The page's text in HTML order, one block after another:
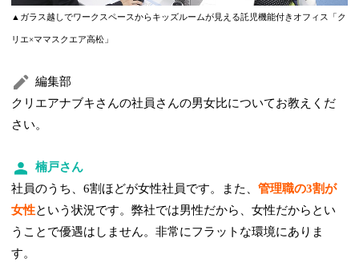
▲ガラス越しでワークスペースからキッズルームが見える託児機能付きオフィス「ク
リエ×ママスクエア高松」
編集部
クリエアナブキさんの社員さんの男女比についてお教えくだ
さい。
楠戸さん
社員のうち、6割ほどが女性社員です。また、管理職の3割が
女性という状況です。弊社では男性だから、女性だからとい
うことで優遇はしません。非常にフラットな環境にありま
す。